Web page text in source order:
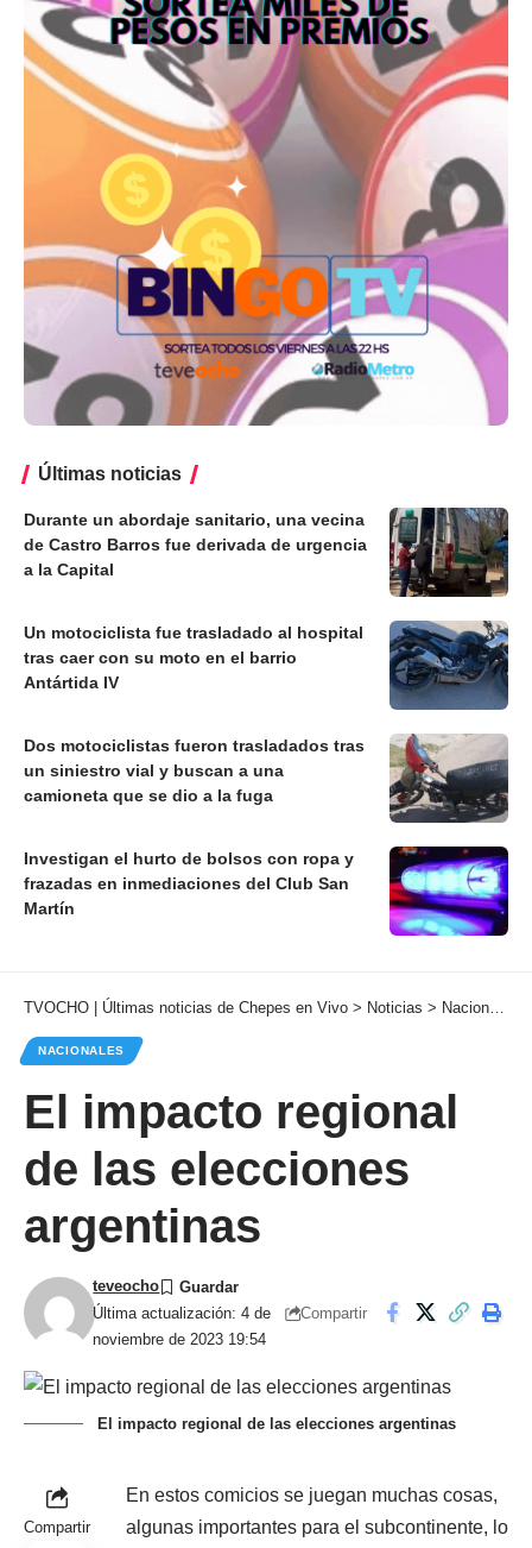
Últimas noticias
Durante un abordaje sanitario, una vecina
de Castro Barros fue derivada de urgencia
a la Capital
Un motociclista fue trasladado al hospital
tras caer con su moto en el barrio
Antártida IV
Dos motociclistas fueron trasladados tras
un siniestro vial y buscan a una
camioneta que se dio a la fuga
Investigan el hurto de bolsos con ropa y
frazadas en inmediaciones del Club San
Martín
TVOCHO | Últimas noticias de Chepes en Vivo > Noticias > Nacionales
NACIONALES
El impacto regional
de las elecciones
argentinas
Última actualización: 4 de
noviembre de 2023 19:54
teveocho
Compartir
El impacto regional de las elecciones argentinas
Compartir
En estos comicios se juegan muchas cosas,
algunas importantes para el subcontinente, lo